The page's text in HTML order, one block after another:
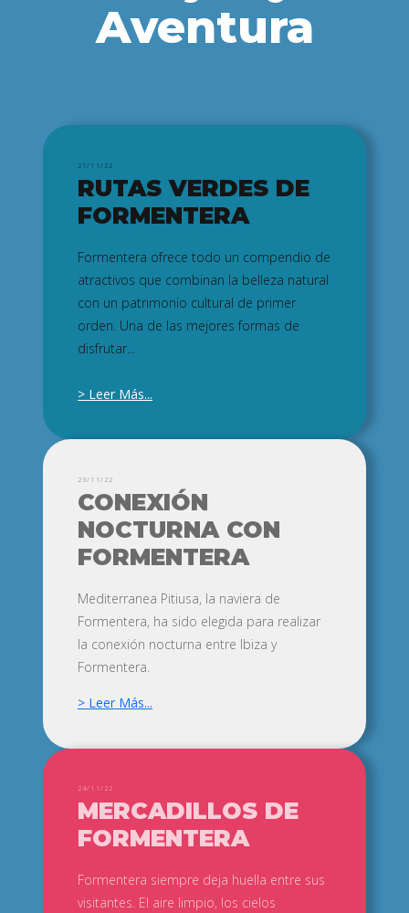
Aventura
21/11/22
RUTAS VERDES DE
FORMENTERA
Formentera ofrece todo un compendio de
atractivos que combinan la belleza natural
con un patrimonio cultural de primer
orden. Una de las mejores formas de
disfrutar...
> Leer Más...
23/11/22
CONEXIÓN
NOCTURNA CON
FORMENTERA
Mediterranea Pitiusa, la naviera de
Formentera, ha sido elegida para realizar
la conexión nocturna entre Ibiza y
Formentera.
> Leer Más...
24/11/22
MERCADILLOS DE
FORMENTERA
Formentera siempre deja huella entre sus
visitantes. El aire limpio, los cielos